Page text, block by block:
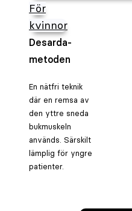
För
kvinnor
Desarda-
metoden
En nätfri teknik
där en remsa av
den yttre sneda
bukmuskeln
används. Särskilt
lämplig för yngre
patienter.